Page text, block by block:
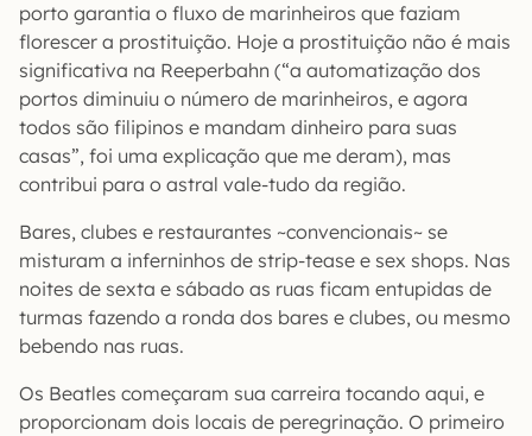
porto garantia o fluxo de marinheiros que faziam
florescer a prostituição. Hoje a prostituição não é mais
significativa na Reeperbahn (“a automatização dos
portos diminuiu o número de marinheiros, e agora
todos são filipinos e mandam dinheiro para suas
casas”, foi uma explicação que me deram), mas
contribui para o astral vale-tudo da região.
Bares, clubes e restaurantes ~convencionais~ se
misturam a inferninhos de strip-tease e sex shops. Nas
noites de sexta e sábado as ruas ficam entupidas de
turmas fazendo a ronda dos bares e clubes, ou mesmo
bebendo nas ruas.
Os Beatles começaram sua carreira tocando aqui, e
proporcionam dois locais de peregrinação. O primeiro